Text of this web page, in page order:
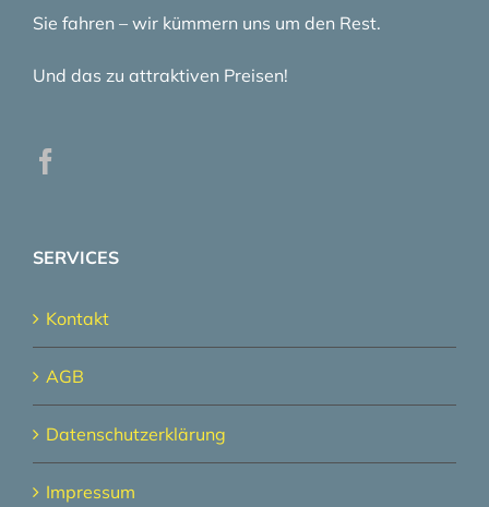
Sie fahren – wir kümmern uns um den Rest.
Und das zu attraktiven Preisen!
SERVICES
Kontakt
AGB
Datenschutzerklärung
Impressum